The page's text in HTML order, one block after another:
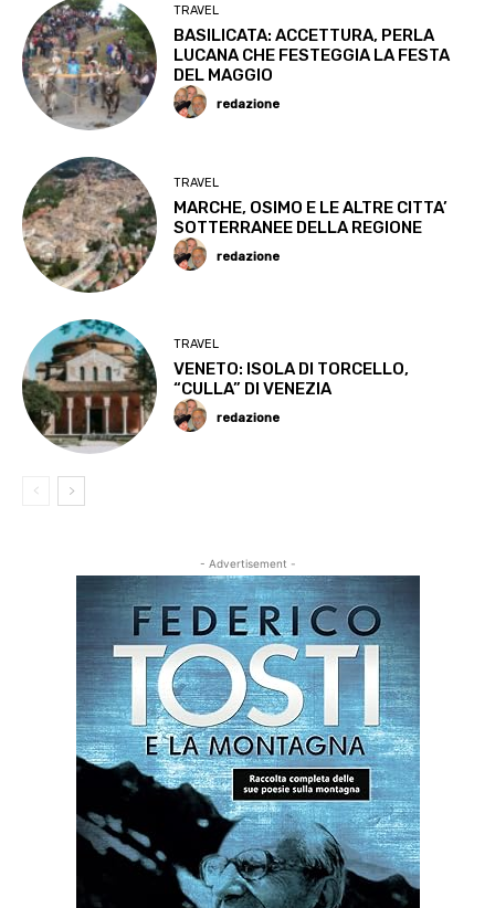
TRAVEL
BASILICATA: ACCETTURA, PERLA
LUCANA CHE FESTEGGIA LA FESTA
DEL MAGGIO
redazione
TRAVEL
MARCHE, OSIMO E LE ALTRE CITTA’
SOTTERRANEE DELLA REGIONE
redazione
TRAVEL
VENETO: ISOLA DI TORCELLO,
“CULLA” DI VENEZIA
redazione
- Advertisement -